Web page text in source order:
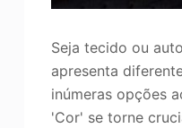
Seja tecido ou
apresenta
inúmeras opções
'Cor' se torne